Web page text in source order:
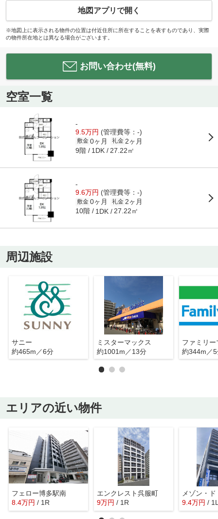
地図アプリで開く
※地図上に表示される物件の位置は付近住所に所在することを表すものであり、実際
の物件所在地とは異なる場合がございます。
お問い合わせ(無料)
空室一覧
-
9.5万円 (管理費等：-)
敷金 0ヶ月 礼金 2ヶ月
9階 1DK 27.22㎡
-
9.6万円 (管理費等：-)
敷金 0ヶ月 礼金 2ヶ月
10階 1DK 27.22㎡
周辺施設
サニー
約465m／6分
ミスターマックス
約1001m／13分
ファミリー
約344m／
エリアの近い物件
フェロー博多駅南
8.4万円 / 1R
エンクレスト呉服町
9万円 / 1R 9.4万円 /